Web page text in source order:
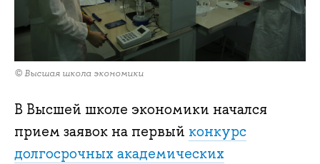
© Высшая школа экономики
В Высшей школе экономики начался
прием заявок на первый конкурс
долгосрочных академических